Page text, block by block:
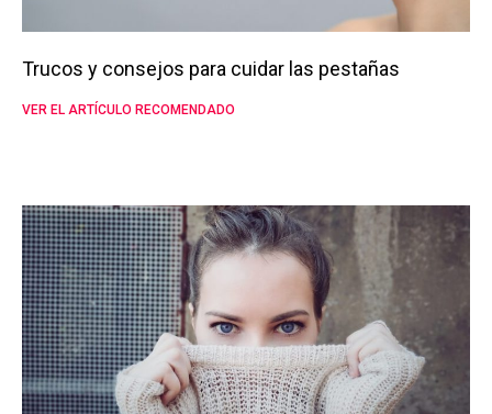
Trucos y consejos para cuidar las pestañas
VER EL ARTÍCULO RECOMENDADO